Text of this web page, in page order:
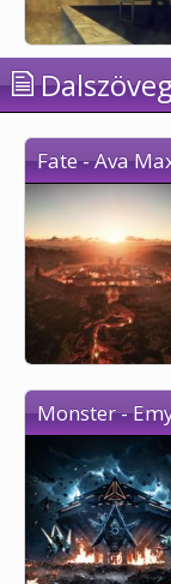
Fate - Ava
Monster -